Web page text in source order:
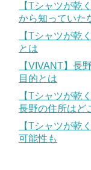
【Tシャツが乾
から知っていた
【Tシャツが乾
とは
【VIVANT】長
目的とは
【Tシャツが乾
長野の住所はど
【Tシャツが乾
可能性も